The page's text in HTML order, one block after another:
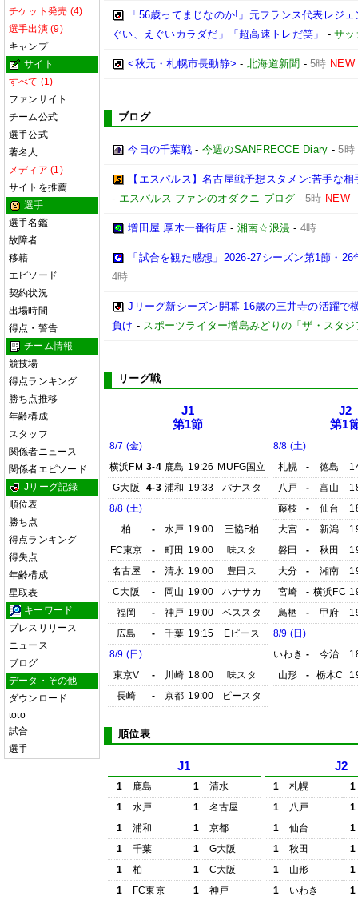
チケット発売 (4)
選手出演 (9)
キャンプ
サイト
すべて (1)
ファンサイト
チーム公式
選手公式
著名人
メディア (1)
サイトを推薦
選手
選手名鑑
故障者
移籍
エピソード
契約状況
出場時間
得点・警告
チーム情報
競技場
得点ランキング
勝ち点推移
年齢構成
スタッフ
関係者ニュース
関係者エピソード
Jリーグ記録
順位表
勝ち点
得点ランキング
得失点
年齢構成
星取表
キーワード
プレスリリース
ニュース
ブログ
データ・その他
ダウンロード
toto
試合
選手
「56歳ってまじなのか!」元フランス代表レジ
ぐい、えぐいカラダだ」「超高速トレだ笑」
-サッ
<秋元・札幌市長動静> -北海道新聞 -5時 NEW
ブログ
今日の千葉戦- 今週のSANFRECCE Diary -5時
【エスパルス】名古屋戦予想スタメン:苦手な
- エスパルス ファンのオダクニ ブログ -5時 NEW
増田屋 厚木一番街店- 湘南☆浪漫 - 4時
「試合を観た感想」2026-27シーズン第1節・
4時
Jリーグ新シーズン開幕 16歳の三井寺の活躍で
負け - スポーツライター増島みどりの「ザ・スタジ
リーグ戦
J1
第1節
8/7 (金)
横浜FM 3-4 鹿島 19:26 MUFG国立
G大阪
4-3 浦和 19:33
パナスタ
8/8 (土)
柏
- 水戸 19:00
三協F柏
FC東京
- 町田 19:00
味スタ
名古屋
- 清水 19:00
豊田ス
C大阪
- 岡山 19:00
ハナサカ
福岡
- 神戸 19:00
ベススタ
広島
- 千葉 19:15
Eピース
8/9 (日)
東京V
- 川崎 18:00
味スタ
長崎
- 京都 19:00 ピースタ
J2
第1
8/8 (土)
札幌
- 徳島
八戸
- 富山
藤枝
- 仙台
大宮
- 新潟
磐田
- 秋田
大分
- 湘南
宮崎
- 横浜FC
鳥栖
- 甲府
8/9 (日)
いわき - 今治
山形
- 栃木C
順位表
J1
1 鹿島 1
清水
1
水戸 1
名古屋
1
浦和 1
京都
1
千葉 1
G大阪
1
柏 1
C大阪
1
FC東京 1
神戸
J2
1 札幌
1
1
八戸
1
1
仙台
1
1
秋田
1
1
山形
1
1
いわき
1